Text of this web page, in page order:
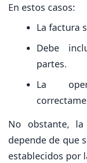
En estos casos:
La factura
Debe
partes.
La
No obstante, la
depende de que
establecidos por